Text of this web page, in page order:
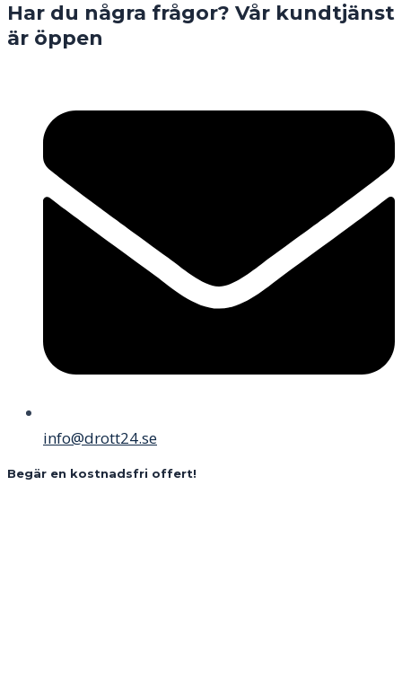
Har du några frågor? Vår kundtjänst
är öppen
info@drott24.se
Begär en kostnadsfri offert!